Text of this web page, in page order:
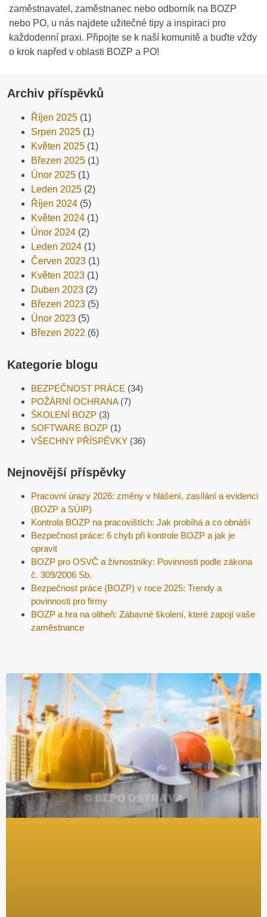
zaměstnavatel, zaměstnanec nebo odborník na BOZP
nebo PO, u nás najdete užitečné tipy a inspiraci pro
každodenní praxi. Připojte se k naší komunitě a buďte vždy
o krok napřed v oblasti BOZP a PO!
Archiv příspěvků
Říjen 2025 (1)
Srpen 2025 (1)
Květen 2025 (1)
Březen 2025 (1)
Únor 2025 (1)
Leden 2025 (2)
Říjen 2024 (5)
Květen 2024 (1)
Únor 2024 (2)
Leden 2024 (1)
Červen 2023 (1)
Květen 2023 (1)
Duben 2023 (2)
Březen 2023 (5)
Únor 2023 (5)
Březen 2022 (6)
Kategorie blogu
BEZPEČNOST PRÁCE (34)
POŽÁRNÍ OCHRANA(7)
ŠKOLENÍ BOZP (3)
SOFTWARE BOZP (1)
VŠECHNY PŘÍSPĚVKY (36)
Nejnovější příspěvky
Pracovní úrazy 2026: změny v hlášení, zasílání a evidenci
(BOZP a SÚIP)
Kontrola BOZP na pracovištích: Jak probíhá a co obnáší
Bezpečnost práce: 6 chyb při kontrole BOZP a jak je
opravit
BOZP pro OSVČ a živnostníky: Povinnosti podle zákona
č. 309/2006 Sb.
Bezpečnost práce (BOZP) v roce 2025: Trendy a
povinnosti pro firmy
BOZP a hra na oliheň: Zábavné školení, které zapojí vaše
zaměstnance